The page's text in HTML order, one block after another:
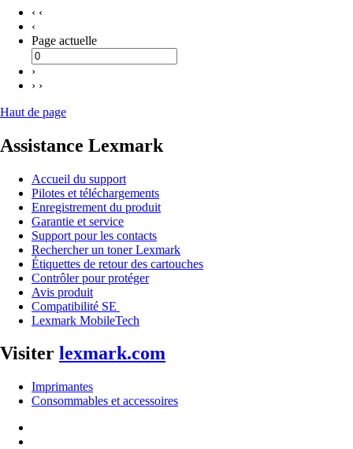
‹ ‹
‹
Page actuelle
›
› ›
Haut de page
Assistance Lexmark
Accueil du support
Pilotes et téléchargements
Enregistrement du produit
Garantie et service
Support pour les contacts
Rechercher un toner Lexmark
Étiquettes de retour des cartouches
Contrôler pour protéger
Avis produit
Compatibilité SE
Lexmark MobileTech
Visiter lexmark.com
Imprimantes
Consommables et accessoires